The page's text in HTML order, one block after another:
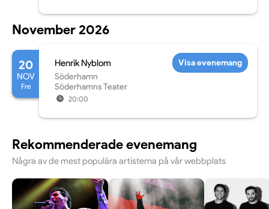
November 2026
20
NOV
Fre
Henrik Nyblom
Söderhamn
Söderhamns Teater
20:00
Visa evenemang
Rekommenderade evenemang
Några av de mest populära artisterna på vår webbplats